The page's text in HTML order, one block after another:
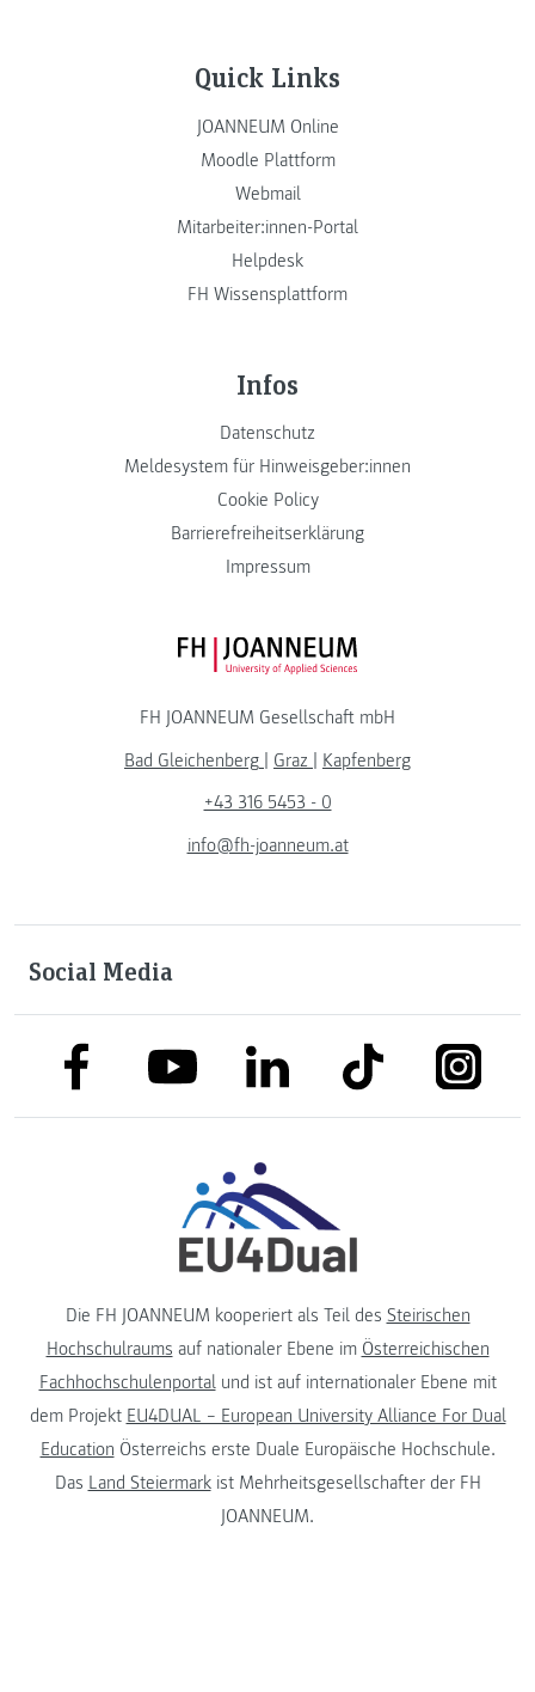
Quick Links
JOANNEUM Online
Moodle Plattform
Webmail
Mitarbeiter:innen-Portal
Helpdesk
FH Wissensplattform
Infos
Datenschutz
Meldesystem für Hinweisgeber:innen
Cookie Policy
Barrierefreiheitserklärung
Impressum
FH JOANNEUM Logo
FH JOANNEUM Gesellschaft mbH
Bad Gleichenberg | Graz | Kapfenberg
+43 316 5453 - 0
info@fh-joanneum.at
Social Media
link to facebooklink to youtubelink to linkedinlink to tiktok link to
Die FH JOANNEUM kooperiert als Teil des Steirischen
Hochschulraums auf nationaler Ebene im Österreichischen
Fachhochschulenportalund ist auf internationaler Ebene mit
dem Projekt EU4DUAL – European University Alliance For Dual
Education Österreichs erste Duale Europäische Hochschule.
Das Land Steiermarkist Mehrheitsgesellschafter der FH
JOANNEUM.